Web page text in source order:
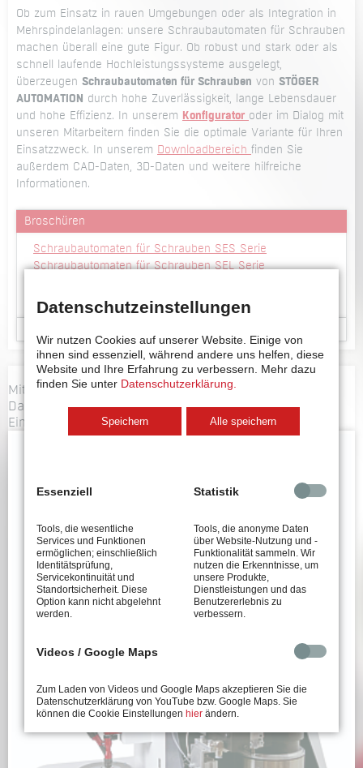
Ob zum Einsatz in rauen Umgebungen oder als Integration in
Mehrspindelanlagen: unsere Schraubautomaten für Schrauben
machen überall eine gute Figur. Ob robust und stark oder als
schnell laufende Hochleistungssysteme ausgelegt,
überzeugen Schraubautomaten für Schrauben von STÖGER
AUTOMATION
durch hohe Zuverlässigkeit, lange Lebensdauer
und hohe Effizienz. In unserem
Konfigurator oder im Dialog mit
unseren Mitarbeitern finden Sie die optimale Variante für Ihren
Einsatzzweck. In unserem Downloadbereich finden Sie
außerdem CAD-Daten, 3D-Daten und weitere hilfreiche
Informationen.
Broschüren
Schraubautomaten für Schrauben SES Serie
Schraubautomaten für Schrauben SEL Serie
Vakuumschraubautomaten SRV Serie
2D Ansicht Schraubautomat für Schrauben SES1601
Serie
3D Viewer Schraubautomat für Schrauben SES1601
3D Step file Schraubautomat für Schrauben SES1601
Serie
Serie
3D Step file Schraubautomat für Schrauben SES2001
Serie
2D Ansicht Schraubautomat für Schrauben SES2501
Serie
Serie
2D Ansicht Schraubautomat für Schrauben SES3201
Serie
3D Viewer Schraubautomat für Schrauben SES3201
Serie
Mit dem Laden von Videos akzeptieren Sie die
Datenschutzerklärung von YouTube. Sie können die
Einstellungen
hierändern.
Datenschutzeinstellungen
Wir nutzen Cookies auf unserer Website. Einige von
ihnen sind essenziell, während andere uns helfen, diese
Website und Ihre Erfahrung zu verbessern. Mehr dazu
finden Sie unter Datenschutzerklärung.
Speichern Alle speichern
Essenziell
Tools, die wesentliche
Services und Funktionen
ermöglichen; einschließlich
Identitätsprüfung,
Servicekontinuität und
Standortsicherheit. Diese
Option kann nicht abgelehnt
werden.
Statistik
Tools, die anonyme Daten
über Website-Nutzung und -
Funktionalität sammeln. Wir
nutzen die Erkenntnisse, um
unsere Produkte,
Dienstleistungen und das
Benutzererlebnis zu
verbessern.
Videos / Google Maps
Zum Laden von Videos und Google Maps akzeptieren Sie die
Datenschutzerklärung von YouTube bzw. Google Maps. Sie
können die Cookie Einstellungen hier ändern.